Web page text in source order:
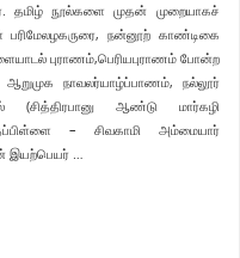
தமிழ் நூல்களை முதன் முறையாகச்
பரிமேலழகருரை, நன்னூற் காண்டிகை
புராணம்,பெரியபுராணம் போன்ற
நாவலர்யாழ்ப்பாணம், நல்லூர்
ஆண்டு மார்கழி
– சிவகாமி அம்மையார்
இயற்பெயர் …